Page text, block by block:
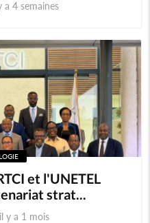
a 4 semaines
et l'UNETEL
strat...
y a 1 mois